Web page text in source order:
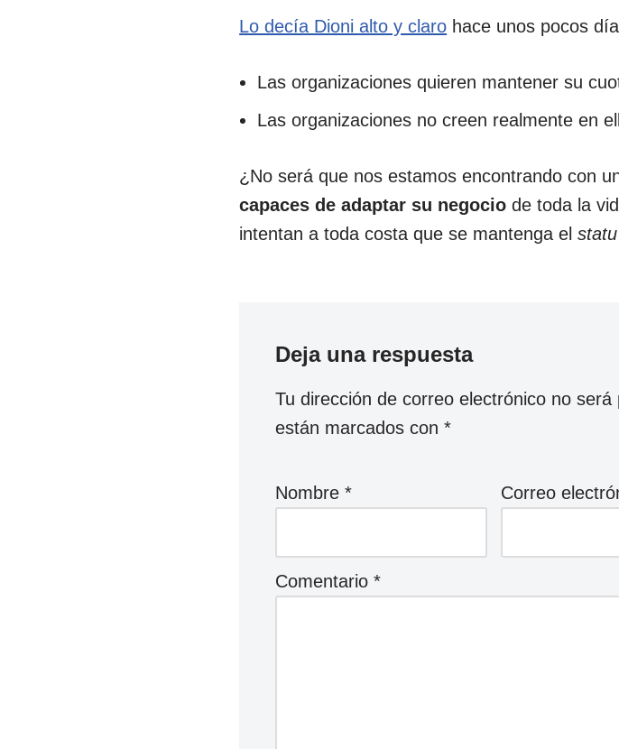
Lo decía Dioni alto y claro hace unos pocos
Las organizaciones quieren mantener su
Las organizaciones no creen realmente en
¿No será que nos estamos encontrando con
capaces de adaptar su negocio de toda la
intentan a toda costa que se mantenga el
Deja una respuesta
Tu dirección de correo electrónico no será
están marcados con*
Nombre* Correo
Comentario*